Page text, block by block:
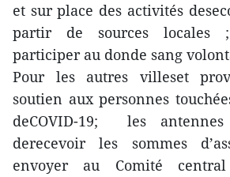
et sur place des activités
partir de sources locales
participer au donde sang
Pour les autres villeset
soutien aux personnes
deCOVID-19; les
derecevoir les sommes
envoyer au Comité